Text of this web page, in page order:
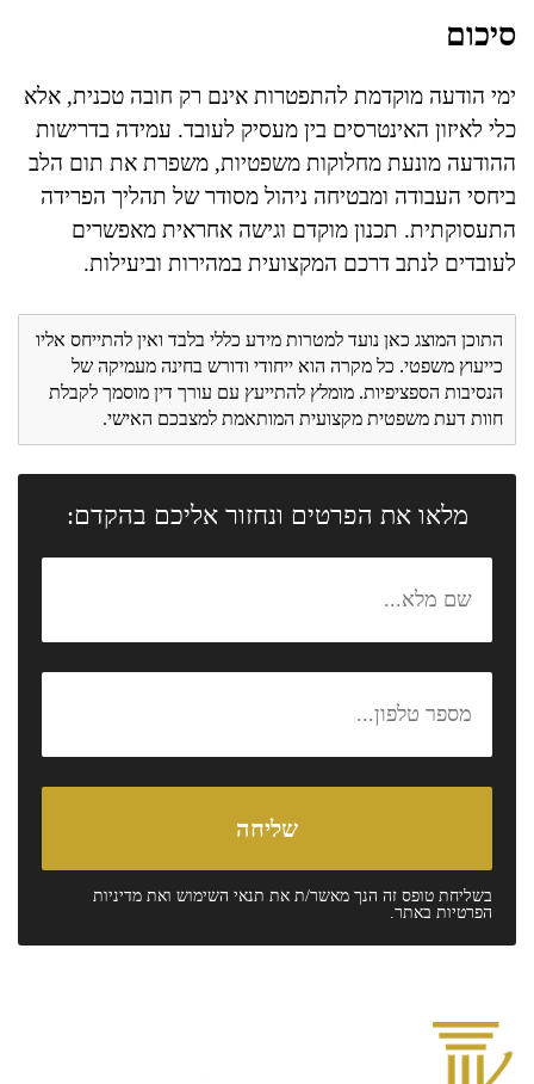
סיכום
ימי הודעה מוקדמת להתפטרות אינם רק חובה טכנית, אלא
כלי לאיזון האינטרסים בין מעסיק לעובד. עמידה בדרישות
ההודעה מונעת מחלוקות משפטיות, משפרת את תום הלב
ביחסי העבודה ומבטיחה ניהול מסודר של תהליך הפרידה
התעסוקתית. תכנון מוקדם וגישה אחראית מאפשרים
לעובדים לנתב דרכם המקצועית במהירות וביעילות.
התוכן המוצג כאן נועד למטרות מידע כללי בלבד ואין להתייחס אליו
כייעוץ משפטי. כל מקרה הוא ייחודי ודורש בחינה מעמיקה של
הנסיבות הספציפיות. מומלץ להתייעץ עם עורך דין מוסמך לקבלת
חוות דעת משפטית מקצועית המותאמת למצבכם האישי.
מלאו את הפרטים ונחזור אליכם בהקדם:
בשליחת טופס זה הנך מאשר/ת את תנאי השימוש ואת מדיניות
הפרטיות באתר.